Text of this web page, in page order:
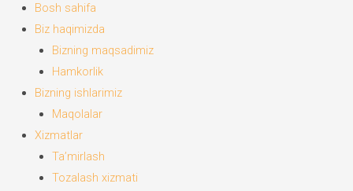
Bosh sahifa
Biz haqimizda
Bizning maqsadimiz
Hamkorlik
Bizning ishlarimiz
Maqolalar
Xizmatlar
Ta’mirlash
Tozalash xizmati